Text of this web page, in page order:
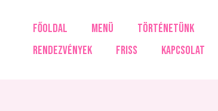
FŐOLDAL MENÜ TÖRTÉNETÜNK
RENDEZVÉNYEK
FRISS KAPCSOLAT